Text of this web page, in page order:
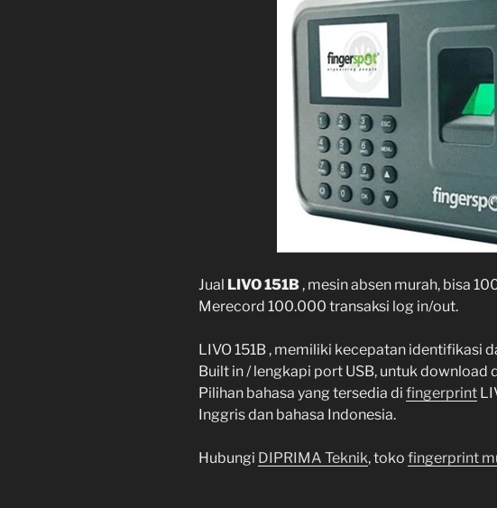
Jual LIVO 151B , mesin absen murah, bisa
Merecord 100.000 transaksi log in/out.
LIVO 151B , memiliki kecepatan identifikasi
Built in / lengkapi port USB, untuk download
Pilihan bahasa yang tersedia di fingerprint
Inggris dan bahasa Indonesia.
Hubungi DIPRIMA Teknik, toko fingerprint